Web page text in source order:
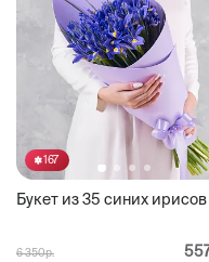
167
Букет из 35 синих ирисов
6 350р.